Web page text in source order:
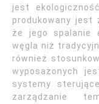
jest
produkowany jest
że jego spalanie
węgla niż
również
wyposażonych
systemy
zarządzanie